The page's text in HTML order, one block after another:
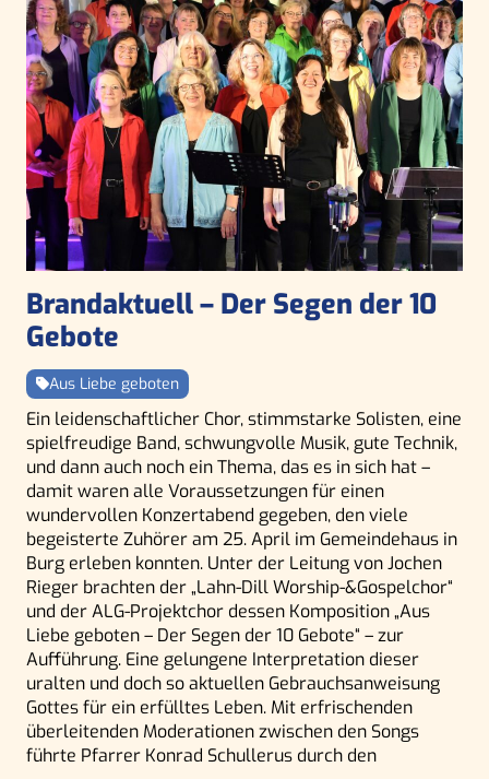
Brandaktuell – Der Segen der 10
Gebote
Aus Liebe geboten
Ein leidenschaftlicher Chor, stimmstarke Solisten, eine
spielfreudige Band, schwungvolle Musik, gute Technik,
und dann auch noch ein Thema, das es in sich hat –
damit waren alle Voraussetzungen für einen
wundervollen Konzertabend gegeben, den viele
begeisterte Zuhörer am 25. April im Gemeindehaus in
Burg erleben konnten. Unter der Leitung von Jochen
Rieger brachten der „Lahn-Dill Worship-&Gospelchor“
und der ALG-Projektchor dessen Komposition „Aus
Liebe geboten – Der Segen der 10 Gebote“ – zur
Aufführung. Eine gelungene Interpretation dieser
uralten und doch so aktuellen Gebrauchsanweisung
Gottes für ein erfülltes Leben. Mit erfrischenden
überleitenden Moderationen zwischen den Songs
führte Pfarrer Konrad Schullerus durch den